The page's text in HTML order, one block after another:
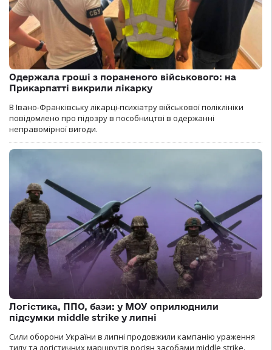
Одержала гроші з пораненого військового: на
Прикарпатті викрили лікарку
В Івано-Франківську лікарці-психіатру військової поліклініки
повідомлено про підозру в пособництві в одержанні
неправомірної вигоди.
Логістика, ППО, бази: у МОУ оприлюднили
підсумки middle strike у липні
Сили оборони України в липні продовжили кампанію ураження
тилу та логістичних маршрутів росіян засобами middle strike.